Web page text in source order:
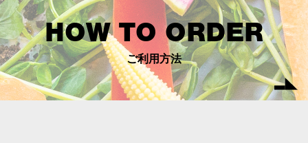
HOW TO ORDER
ご利用方法